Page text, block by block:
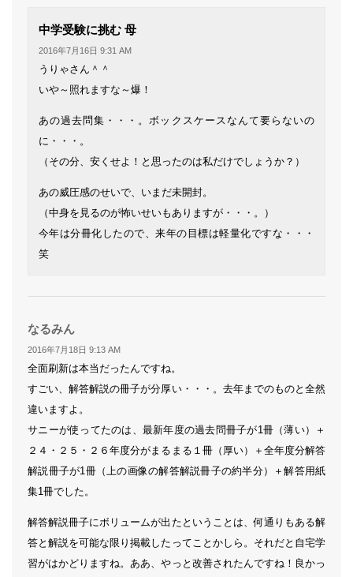
中学受験に挑む 母
2016年7月16日 9:31 AM
うりゃさん＾＾
いや～照れますな～爆！
あの過去問集・・・。ボックスケースなんて要らないの
に・・・。
（その分、安くせよ！と思ったのは私だけでしょうか？）
あの威圧感のせいで、いまだ未開封。
（中身を見るのが怖いせいもありますが・・・。）
今年は分冊化したので、来年の目標は軽量化ですな・・・
笑
なるみん
り:
2016年7月18日 9:13 AM
全面刷新は本当だったんですね。
すごい、解答解説の冊子が分厚い・・・。去年までのものと全然
違いますよ。
サニーが使ってたのは、最新年度の過去問冊子が1冊（薄い）＋
２４・２５・２６年度分がまるまる１冊（厚い）＋全年度分解答
解説冊子が1冊（上の画像の解答解説冊子の約半分）＋解答用紙
集1冊でした。
解答解説冊子にボリュームが出たということは、何通りもある解
答と解説を可能な限り掲載したってことかしら。それだと自宅学
習がはかどりますね。ああ、やっと改善されたんですね！良かっ